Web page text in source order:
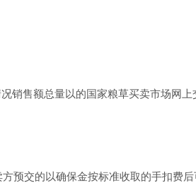
销售额总量以的国家粮草买卖市场网
预交的以确保金按标准收取的手扣费后